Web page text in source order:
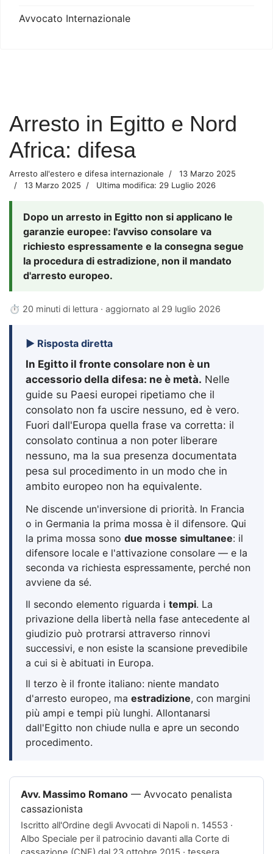
Avvocato Internazionale
Arresto in Egitto e Nord
Africa: difesa
Arresto all'estero e difesa internazionale
13 Marzo 2025
13 Marzo 2025
Ultima modifica: 29 Luglio 2026
Dopo un arresto in Egitto non si applicano le
garanzie europee: l'avviso consolare va
richiesto espressamente e la consegna segue
la procedura di estradizione, non il mandato
d'arresto europeo.
⏱ 20 minuti di lettura · aggiornato al 29 luglio 2026
▶ Risposta diretta
In Egitto il fronte consolare non è un
accessorio della difesa: ne è metà. Nelle
guide su Paesi europei ripetiamo che il
consolato non fa uscire nessuno, ed è vero.
Fuori dall'Europa quella frase va corretta: il
consolato continua a non poter liberare
nessuno, ma la sua presenza documentata
pesa sul procedimento in un modo che in
ambito europeo non ha equivalente.
Ne discende un'inversione di priorità. In Francia
o in Germania la prima mossa è il difensore. Qui
la prima mossa sono due mosse simultanee: il
difensore locale e l'attivazione consolare — e la
seconda va richiesta espressamente, perché non
avviene da sé.
Il secondo elemento riguarda i tempi. La
privazione della libertà nella fase antecedente al
giudizio può protrarsi attraverso rinnovi
successivi, e non esiste la scansione prevedibile
a cui si è abituati in Europa.
Il terzo è il fronte italiano: niente mandato
d'arresto europeo, ma estradizione, con margini
più ampi e tempi più lunghi. Allontanarsi
dall'Egitto non chiude nulla e apre un secondo
procedimento.
Avv. Massimo Romano — Avvocato penalista
cassazionista
Iscritto all'Ordine degli Avvocati di Napoli n. 14553 ·
Albo Speciale per il patrocinio davanti alla Corte di